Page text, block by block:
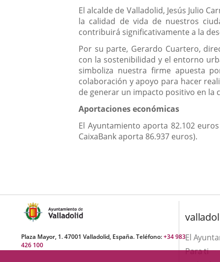
El alcalde de Valladolid, Jesús Julio
la calidad de vida de nuestros
contribuirá significativamente a la
Por su parte, Gerardo Cuartero,
con la sostenibilidad y el entorno
simboliza nuestra firme apuesta
colaboración y apoyo para hacer
de generar un impacto positivo en la
Aportaciones económicas
El Ayuntamiento aporta 82.102
CaixaBank aporta 86.937 euros).
Plaza Mayor, 1. 47001 Valladolid, España. Teléfono:+34 983
426 100
El
Para ti